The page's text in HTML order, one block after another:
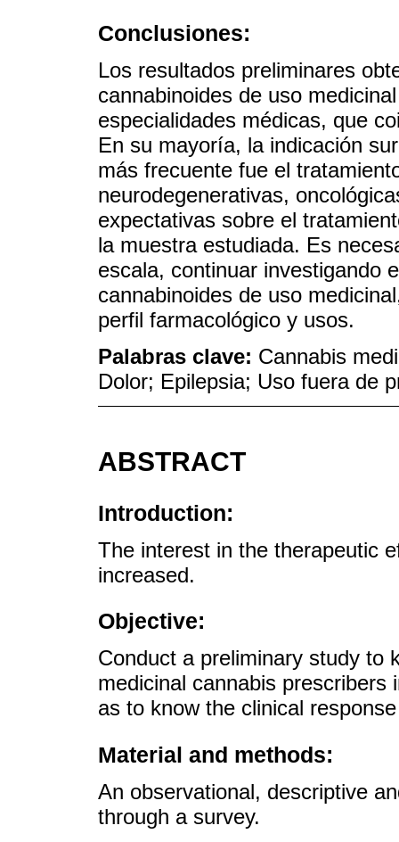
Conclusiones:
Los resultados preliminares
cannabinoides de uso
especialidades médicas, que
En su mayoría, la indicación
más frecuente fue el
neurodegenerativas,
expectativas sobre el
la muestra estudiada. Es
escala, continuar investigando
cannabinoides de uso
perfil farmacológico y usos.
Palabras clave: Cannabis
Dolor; Epilepsia; Uso fuera de
ABSTRACT
Introduction:
The interest in the therapeutic
increased.
Objective:
Conduct a preliminary study to
medicinal cannabis prescribers
as to know the clinical
Material and methods:
An observational, descriptive
through a survey.